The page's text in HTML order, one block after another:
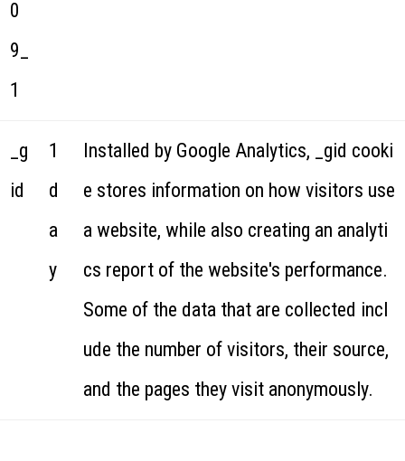
0
9_
1
_g
id
1
d
a
y
Installed by Google Analytics, _gid cooki
e stores information on how visitors use
a website, while also creating an analyti
cs report of the website's performance.
Some of the data that are collected incl
ude the number of visitors, their source,
and the pages they visit anonymously.